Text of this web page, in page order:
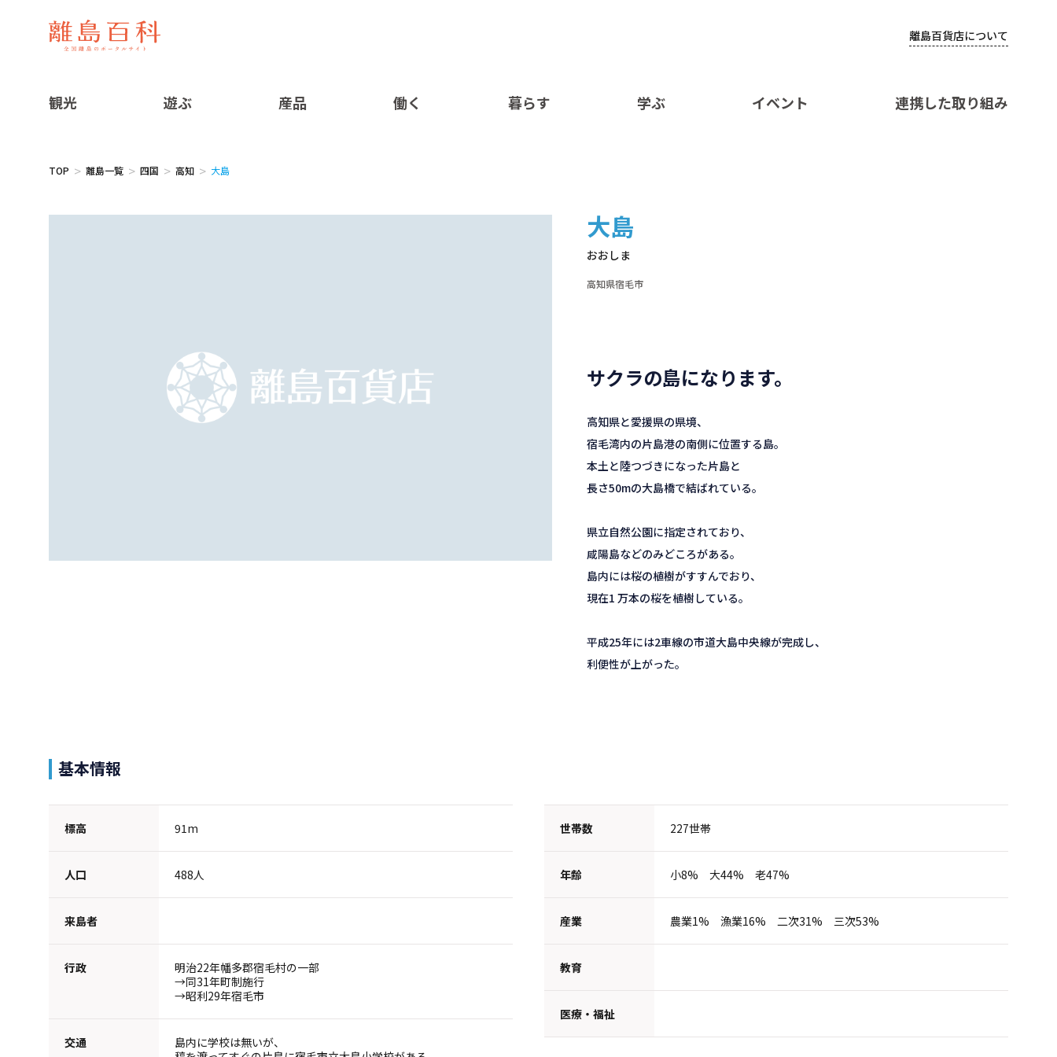
離島百貨店について
観光 遊ぶ 産品 働く 暮らす 学ぶ イベント 連携した取り組み
TOP 離島一覧 四国 高知 大島
大島
おおしま
高知県宿毛市
サクラの島になります。
高知県と愛援県の県境、
宿毛湾内の片島港の南側に位置する島。
本土と陸つづきになった片島と
長さ50mの大島橋で結ばれている。
県立自然公園に指定されており、
咸陽島などのみどころがある。
島内には桜の植樹がすすんでおり、
現在1 万本の桜を植樹している。
平成25年には2車線の市道大島中央線が完成し、
利便性が上がった。
基本情報
標高 91m
人口 488人
来島者
行政
明治22年幡多郡宿毛村の一部
→同31年町制施行
→昭利29年宿毛市
交通
島内に学校は無いが、
世帯数 227世帯
年齢 小8% 大44% 老47%
産業 農業1% 漁業16% 二次31% 三次53%
教育
医療・福祉